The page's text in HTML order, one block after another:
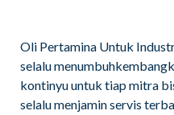
Oli Pertamina Untuk
selalu
kontinyu untuk tiap mitra
selalu menjamin servis